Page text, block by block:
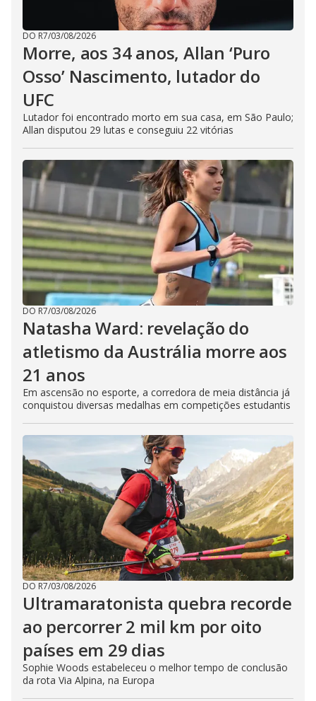
DO R7/03/08/2026
Morre, aos 34 anos, Allan ‘Puro
Osso’ Nascimento, lutador do
UFC
Lutador foi encontrado morto em sua casa, em São Paulo;
Allan disputou 29 lutas e conseguiu 22 vitórias
DO R7/03/08/2026
Natasha Ward: revelação do
atletismo da Austrália morre aos
21 anos
Em ascensão no esporte, a corredora de meia distância já
conquistou diversas medalhas em competições estudantis
DO R7/03/08/2026
Ultramaratonista quebra recorde
ao percorrer 2 mil km por oito
países em 29 dias
Sophie Woods estabeleceu o melhor tempo de conclusão
da rota Via Alpina, na Europa